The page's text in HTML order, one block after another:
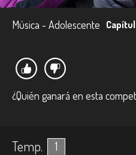
Música - Adolescente
¿Quién ganará en esta
Temp. 1